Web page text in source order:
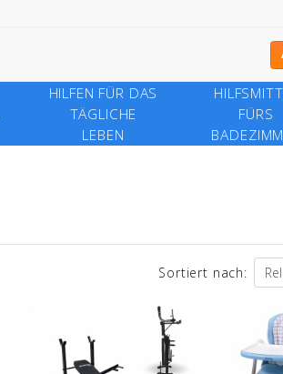
HILFEN FÜR DAS
TÄGLICHE
LEBEN
FÜRS
Sortiert nach: